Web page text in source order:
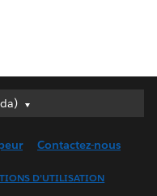
Contactez-nous
D’UTILISATION